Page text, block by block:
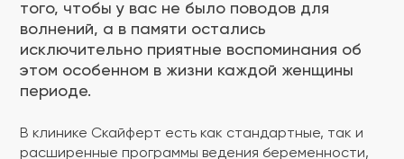
того, чтобы у вас не было поводов для
волнений, а в памяти остались
исключительно приятные воспоминания об
этом особенном в жизни каждой женщины
периоде.
В клинике Скайферт есть как стандартные, так и
расширенные программы ведения беременности,